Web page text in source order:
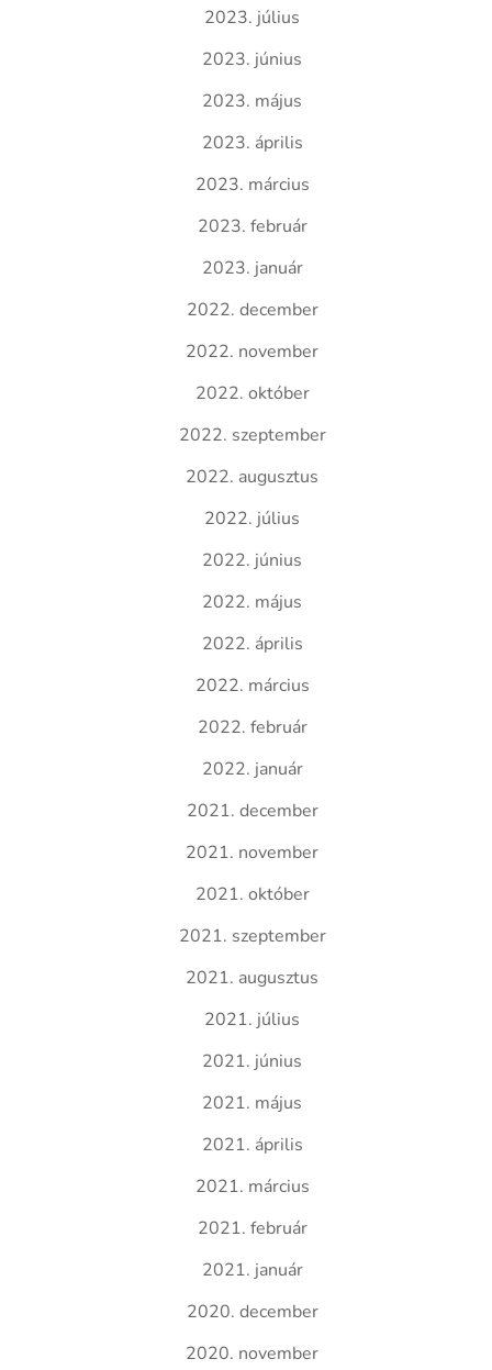
2023. július
2023. június
2023. május
2023. április
2023. március
2023. február
2023. január
2022. december
2022. november
2022. október
2022. szeptember
2022. augusztus
2022. július
2022. június
2022. május
2022. április
2022. március
2022. február
2022. január
2021. december
2021. november
2021. október
2021. szeptember
2021. augusztus
2021. július
2021. június
2021. május
2021. április
2021. március
2021. február
2021. január
2020. december
2020. november